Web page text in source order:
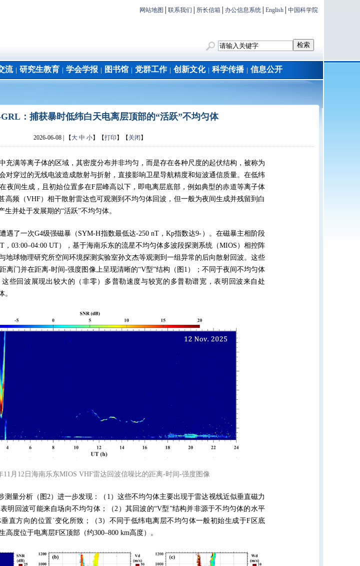
网站地图 联系我们 所长信箱 办公信息系统 English 中国科学院
流│ 研究生教育 学会学报 图书馆 党群工作│ 创新文化│ 科学传播│ 信息公开
：捕获暴时低纬白天电离层顶部的“活跃”不均匀体
2026-06-08 | 【 大 中 小】【打印 】【 关闭 】
充满等离子体的区域，其密度分布并非均匀，而是存在各种尺度的起伏结构，被称为
对穿过的无线电波造成散射与折射，直接影响卫星导航精度和短波通信质量。在低纬
夜间生成，且初始位置多在F层峰高以下，即电离层底部，例如典型的赤道等离子体
高频（VHF）相干散射雷达也可观测到不均匀体回波，但一般为夜间生成并残留到白
生并处于发展期的“活跃”不均匀体。
遇了一次G4级强磁暴（ SYM-H指数最低达-250 nT，Kp指数达9- ）。在磁暴主相阶段
， 03:00–04:00 UT），基于海南乐东的流星不均匀体多波段探测系统（MIOS ）相控阵
地球物理研究所空间环境探测实验室孙文杰等观测到一组异常的后向散射回波。这些
离门并在距离-时间-强度图像上呈现清晰的“V型”结构（图 1 ）；不同于夜间不均匀体
些回波展现出较大的（非零）多普勒速度与较宽的多普勒谱宽，表明回波来自处
。
11月12日海南乐东MIOS VHF雷达回波信噪比的距离-时间-强度图像
测量分析（图 2）进一步发现：（ 1 ）这些不均匀体主要出现于雷达视线近似垂直磁力
明回波可能来自场向不均匀体；（2 ）其回波的“V型”结构并非源于不均匀体的水平
直方向的位置`变化所致；（ 3）不同于低纬电离层不均匀体一般初始生成于F 区底
高度位于电离层F 区顶部（约300–800 km高度）。